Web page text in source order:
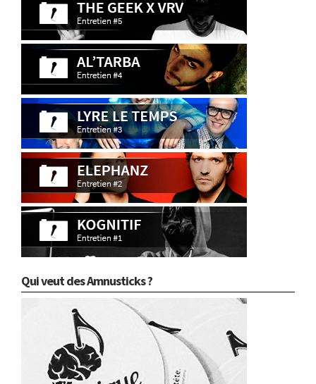
Qui veut des Amnusticks ?